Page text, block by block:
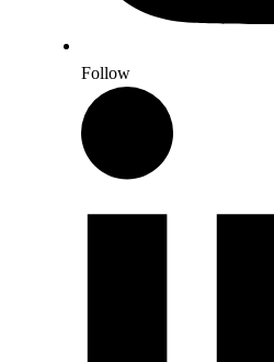
Follow